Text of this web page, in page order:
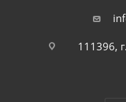
111396,